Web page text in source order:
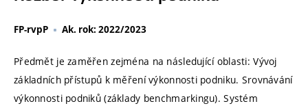
FP-rvpP Ak. rok: 2022/2023
Předmět je zaměřen zejména na následující oblasti: Vývoj
základních přístupů k měření výkonnosti podniku. Srovnávání
výkonnosti podniků (základy benchmarkingu). Systém